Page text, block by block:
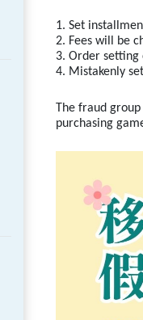
1. Set
2. Fees will be
3. Order setting
4. Mistakenly
The fraud
purchasing